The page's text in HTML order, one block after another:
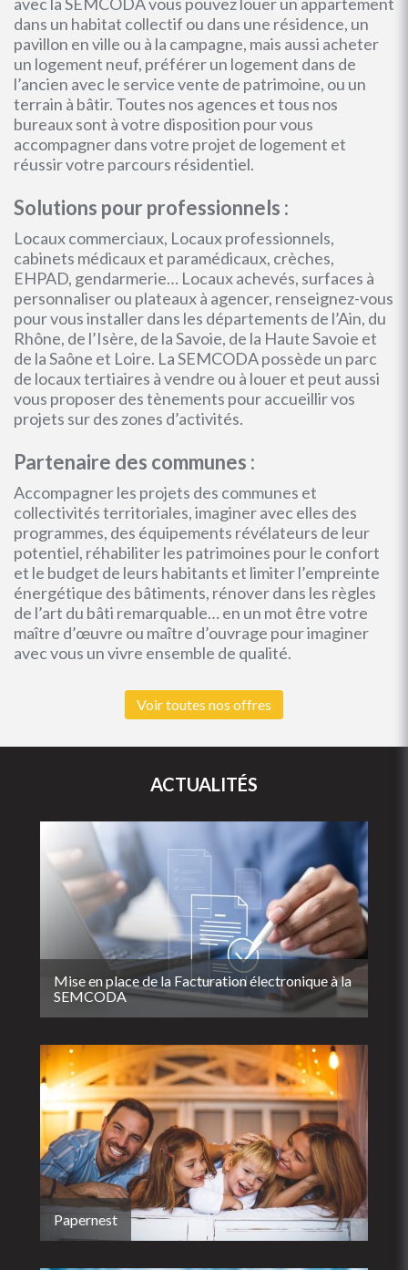
dans un habitat collectif ou dans une résidence, un
pavillon en ville ou à la campagne, mais aussi acheter
un logement neuf, préférer un logement dans de
l’ancien avec le service vente de patrimoine, ou un
terrain à bâtir. Toutes nos agences et tous nos
bureaux sont à votre disposition pour vous
accompagner dans votre projet de logement et
réussir votre parcours résidentiel.
Solutions pour professionnels :
Locaux commerciaux, Locaux professionnels,
cabinets médicaux et paramédicaux, crèches,
EHPAD, gendarmerie… Locaux achevés, surfaces à
personnaliser ou plateaux à agencer, renseignez-vous
pour vous installer dans les départements de l’Ain, du
Rhône, de l’Isère, de la Savoie, de la Haute Savoie et
de la Saône et Loire. La SEMCODA possède un parc
de locaux tertiaires à vendre ou à louer et peut aussi
vous proposer des tènements pour accueillir vos
projets sur des zones d’activités.
Partenaire des communes :
Accompagner les projets des communes et
collectivités territoriales, imaginer avec elles des
programmes, des équipements révélateurs de leur
potentiel, réhabiliter les patrimoines pour le confort
et le budget de leurs habitants et limiter l’empreinte
énergétique des bâtiments, rénover dans les règles
de l’art du bâti remarquable… en un mot être votre
maître d’œuvre ou maître d’ouvrage pour imaginer
avec vous un vivre ensemble de qualité.
Voir toutes nos offres
ACTUALITÉS
Mise en place de la Facturation électronique à la
SEMCODA
Papernest